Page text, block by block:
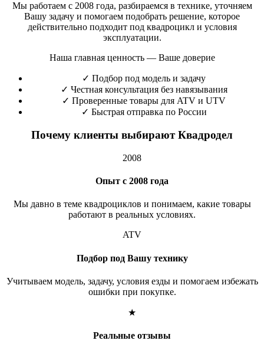
Мы работаем с 2008 года, разбираемся в технике, уточняем
Вашу задачу и помогаем подобрать решение, которое
действительно подходит под квадроцикл и условия
эксплуатации.
Наша главная ценность — Ваше доверие
✓ Подбор под модель и задачу
✓ Честная консультация без навязывания
✓ Проверенные товары для ATV и UTV
✓ Быстрая отправка по России
Почему клиенты выбирают Квадродел
2008
Опыт с 2008 года
Мы давно в теме квадроциклов и понимаем, какие товары
работают в реальных условиях.
ATV
Подбор под Вашу технику
Учитываем модель, задачу, условия езды и помогаем избежать
ошибки при покупке.
★
Реальные отзывы